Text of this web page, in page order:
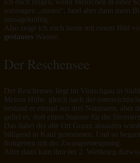
sozusagen „stauen“, fand aber dann mein
aussagekräftig.
Also zeige ich euch heute mit einem Bild
gestautes Wasser.
Der Reschensee
Der Reschensee liegt im Vintschgau in
Metern Höhe, gleich nach der
bestand er einmal aus drei Naturseen, aber
gefiel es, dort einen Stausee für die
Das dabei der alte Ort Graun absaufen
billigend in Kauf genommen. Und so
frohgemut mit der Zwangsenteignung.
Aber dann kam ihm der 2. Weltkrieg